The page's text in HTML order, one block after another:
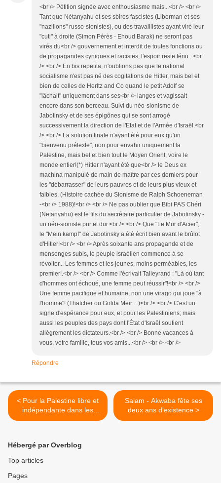
<br /> Pétition signée avec enthousiasme mais...<br /> <br />
Tant que Nétanyahu et ses sbires fascistes (Liberman et ses
"nazillons" russo-sionistes), ou des travaillistes ayant viré leur
"cuti" à droite (Simon Pérès - Ehoud Barak) ne seront pas
virés du<br /> gouvernement et interdit de toutes fonctions ou
de propagandes cyniques et racistes, l'espoir reste ténu...<br
/> <br /> En bis repetita, n'oublions pas que le national
socialisme n'est pas né des cogitations de Hitler, mais bel et
bien de celles de Herltz and Co quand le petit Adolf se
"lâchait" uniquement dans ses<br /> langes et vagissait
encore dans son berceau. Suivi du néo-sionisme de
Jabotinsky et de ses épigônes qui se sont arrogé
successivement la direction de l'Etat et de l'Armée d'Israël.<br
/> <br /> La solution finale n'ayant été pour eux qu'un
"bienvenu prétexte", non pour envahir uniquement la
Palestine, mais bel et bien tout le Moyen Orient, voire le
monde entier!(*) Hitler n'ayant été que<br /> le Deus ex
machina manipulé de main de maître par ces derniers pour
les "débarrasser" de leurs pauvres et de leurs plus vieux et
faibles. (Histoire cachée du Sionisme de Ralph Schoeneman
-<br /> 1988)!<br /> <br /> Ne pas oublier que Bibi PAS Chéri
(Netanyahu) est le fils du secrétaire particulier de Jabotinsky -
un néo-sioniste pur et dur.<br /> <br /> Que "Le Mur d'Acier",
le "Mein kampf" de Jabotinsky a été écrit bien avant le brûlot
d'Hitler!<br /> <br /> Après soixante ans propagande et de
mensonges subis, le peuple israélien commence à se
révolter... Les femmes et les jeunes, moins perméables, les
premier!.<br /> <br /> Comme l'écrivait Talleyrand : "Là où tant
d'hommes ont échoué, une femme peut réussir"!<br /> <br />
Une femme pacifique et humaine, non une virago qui joue "à
l'homme"! (Thatcher ou Golda Meir ...)<br /> <br /> C'est un
signe d'espérance pour eux, et pour les Palestiniens; mais
aussi les peuples des pays dont l'État d'Israël soutient
allègrement les dictateurs.<br /> <br /> Bonne vacances à
vous, votre famille, tous vos amis...<br /> <br /> <br />
Répondre
< Pour la Palestine libre et
indépendante dans les
frontières d'avant la guerre
Salam - Akwaba fête ses
deux ans d'existence >
Hébergé par Overblog
Top articles
Pages